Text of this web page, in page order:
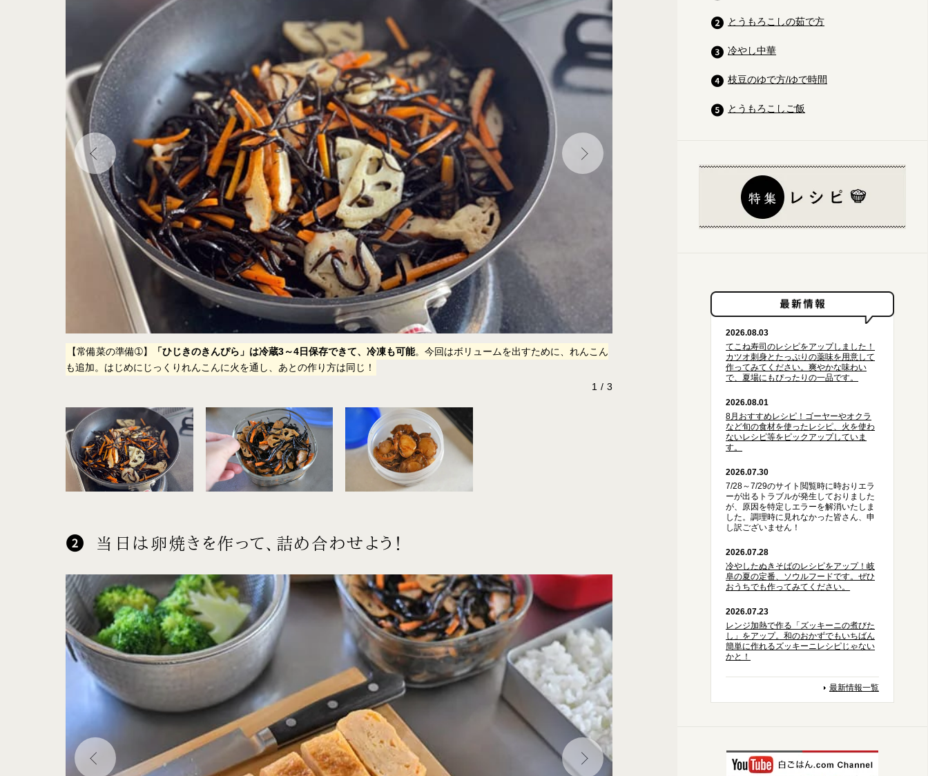
【常備菜の準備➀】 「ひじきのきんぴら」は冷蔵3～4日保存できて、冷凍も可能。今回はボリュームを出すために、れんこん
も追加。はじめにじっくりれんこんに火を通し、あとの作り方は同じ！
【常備菜の準備②】弁当のおかずは、味付けの違いだけじゃなくて、
1
3
当日は卵焼きを作って、詰め合わせよう！
とうもろこしの茹で方
冷やし中華
枝豆のゆで方/ゆで時間
とうもろこしご飯
2026.08.03
てこね寿司のレシピをアップしました！
カツオ刺身とたっぷりの薬味を用意して
作ってみてください。爽やかな味わい
で、夏場にもぴったりの一品です。
2026.08.01
8月おすすめレシピ！ゴーヤーやオクラ
など旬の食材を使ったレシピ、火を使わ
ないレシピ等をピックアップしていま
す。
2026.07.30
7/28～7/29のサイト閲覧時に時おりエラ
ーが出るトラブルが発生しておりました
が、原因を特定しエラーを解消いたしま
した。調理時に見れなかった皆さん、申
し訳ございません！
2026.07.28
冷やしたぬきそばのレシピをアップ！岐
阜の夏の定番、ソウルフードです。ぜひ
おうちでも作ってみてください。
2026.07.23
レンジ加熱で作る「ズッキーニの煮びた
し」をアップ。和のおかずでもいちばん
簡単に作れるズッキーニレシピじゃない
かと！
最新情報一覧